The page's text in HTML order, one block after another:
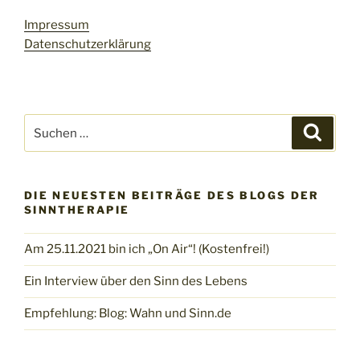
Impressum
Datenschutzerklärung
nach:
DIE NEUESTEN BEITRÄGE DES BLOGS DER
SINNTHERAPIE
Am 25.11.2021 bin ich „On Air“! (Kostenfrei!)
Ein Interview über den Sinn des Lebens
Empfehlung: Blog: Wahn und Sinn.de